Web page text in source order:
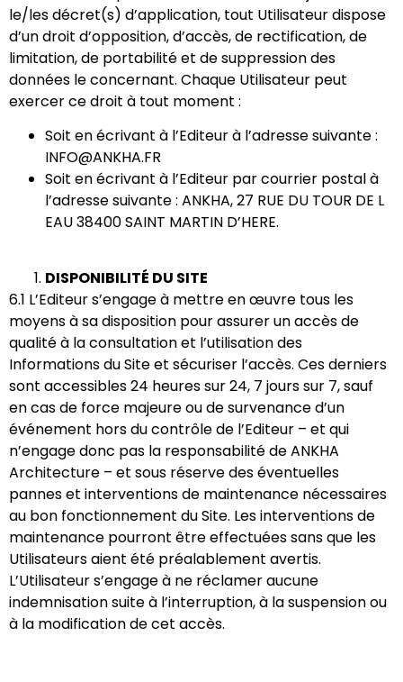
le/les décret(s) d’application, tout Utilisateur dispose
d’un droit d’opposition, d’accès, de rectification, de
limitation, de portabilité et de suppression des
données le concernant. Chaque Utilisateur peut
exercer ce droit à tout moment :
Soit en écrivant à l’Editeur à l’adresse suivante :
INFO@ANKHA.FR
Soit en écrivant à l’Editeur par courrier postal à
l’adresse suivante : ANKHA,27 RUE DU TOUR DE L
EAU 38400 SAINT MARTIN D’HERE.
DISPONIBILITÉ DU SITE
6.1 L’Editeur s’engage à mettre en œuvre tous les
moyens à sa disposition pour assurer un accès de
qualité à la consultation et l’utilisation des
Informations du Site et sécuriser l’accès. Ces derniers
sont accessibles 24 heures sur 24, 7 jours sur 7, sauf
en cas de force majeure ou de survenance d’un
événement hors du contrôle de l’Editeur – et qui
n’engage donc pas la responsabilité de ANKHA
Architecture – et sous réserve des éventuelles
pannes et interventions de maintenance nécessaires
au bon fonctionnement du Site. Les interventions de
maintenance pourront être effectuées sans que les
Utilisateurs aient été préalablement avertis.
L’Utilisateur s’engage à ne réclamer aucune
indemnisation suite à l’interruption, à la suspension ou
à la modification de cet accès.